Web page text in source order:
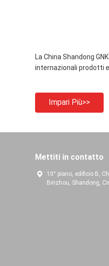
La China Shandong
internazionali prodotti
Impari Più>>
Mettiti in contatto
10° piano, edificio B,
Binzhou, Shandong,